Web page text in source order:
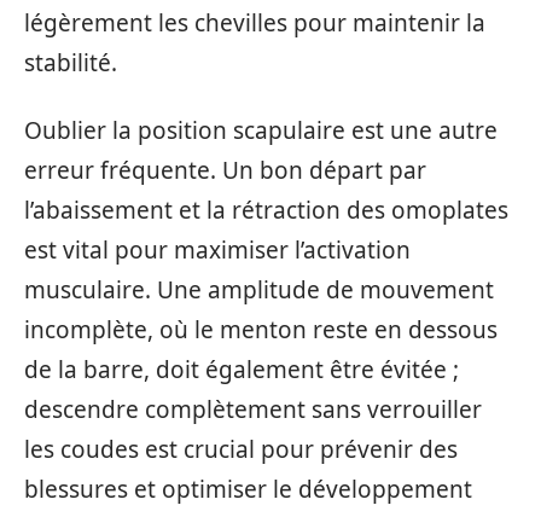
légèrement les chevilles pour maintenir la
stabilité.
Oublier la position scapulaire est une autre
erreur fréquente. Un bon départ par
l’abaissement et la rétraction des omoplates
est vital pour maximiser l’activation
musculaire. Une amplitude de mouvement
incomplète, où le menton reste en dessous
de la barre, doit également être évitée ;
descendre complètement sans verrouiller
les coudes est crucial pour prévenir des
blessures et optimiser le développement